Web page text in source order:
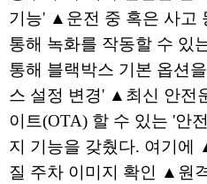
기능' ▲운전 중 혹은 사고
통해 녹화를 작동할 수 있
통해 블랙박스 기본 옵션
스 설정 변경' ▲최신 안전
이트(OTA) 할 수 있는 '안
지 기능을 갖췄다. 여기
질 주차 이미지 확인 ▲원